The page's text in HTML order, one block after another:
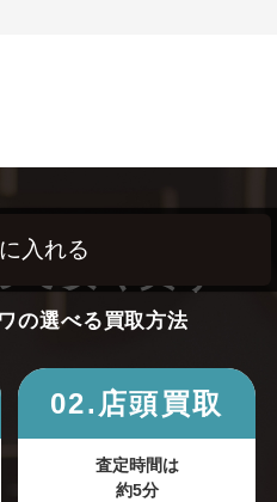
入れる
て安く買う！
の選べる買取方法
02.店頭買取
査定時間は
約5分